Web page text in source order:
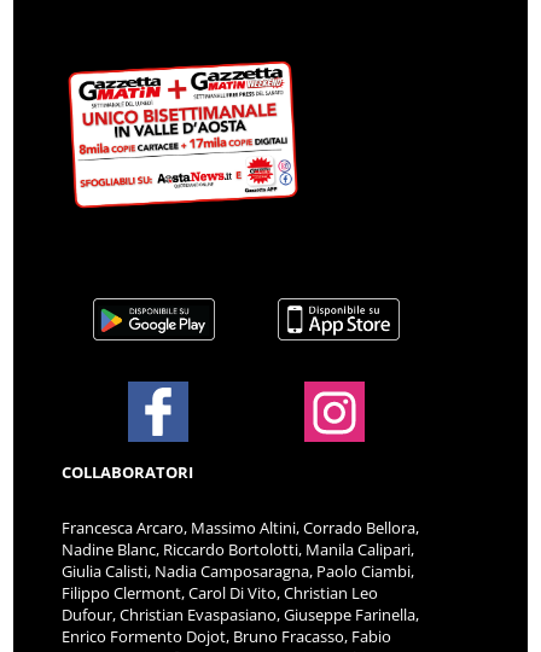
COLLABORATORI
Francesca Arcaro, Massimo Altini, Corrado Bellora,
Nadine Blanc, Riccardo Bortolotti, Manila Calipari,
Giulia Calisti, Nadia Camposaragna, Paolo Ciambi,
Filippo Clermont, Carol Di Vito, Christian Leo
Dufour, Christian Evaspasiano, Giuseppe Farinella,
Enrico Formento Dojot, Bruno Fracasso, Fabio